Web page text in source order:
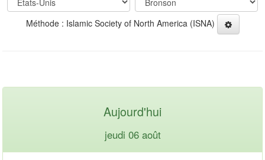
Méthode : Islamic Society of North America (ISNA)
Aujourd'hui
jeudi 06 août